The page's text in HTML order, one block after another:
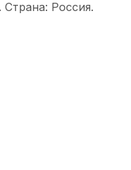
Страна: Россия.